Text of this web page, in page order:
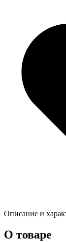
Описание и
О товаре